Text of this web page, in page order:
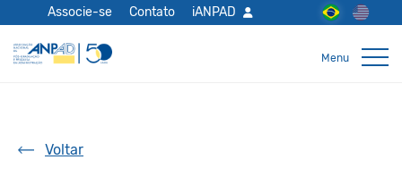
Associe-se Contato iANPAD
Voltar